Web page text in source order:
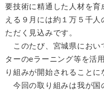
要技術に精通した人材を
える９月には約１万５千
ただく見込みです。
このたび、宮城県におい
ターのeラーニング等を活
り組みが開始されることに
今回の取り組みは我が国